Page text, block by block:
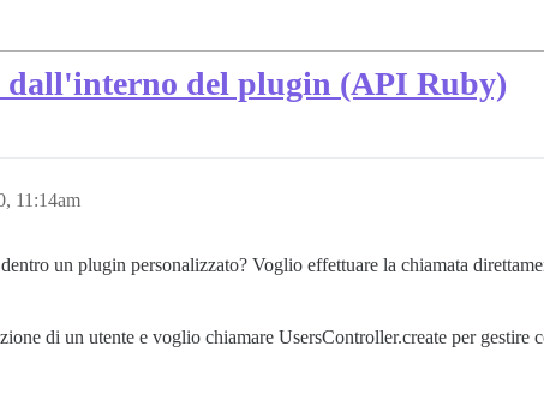
dall'interno del plugin (API Ruby)
11:14am
un plugin personalizzato? Voglio effettuare la chiamata
di un utente e voglio chiamare UsersController.create per gestire